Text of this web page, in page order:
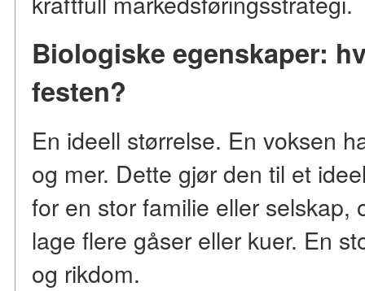
Biologiske egenskaper:
festen?
En ideell størrelse. En voksen
og mer. Dette gjør den til et
for en stor familie eller selskap,
lage flere gåser eller kuer. En
og rikdom.